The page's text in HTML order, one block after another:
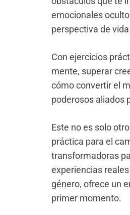
emocionales
perspectiva de
Con ejercicios
mente, superar
cómo convertir el
poderosos aliados
Este no es solo
práctica para el
transformadoras
experiencias
género, ofrece un
primer momento.